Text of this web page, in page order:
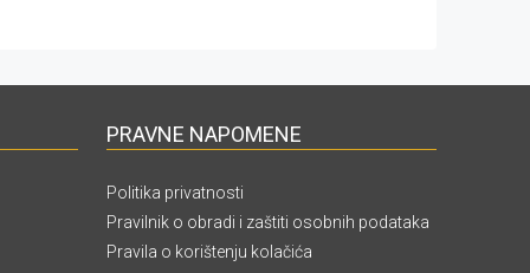
PRAVNE NAPOMENE
Politika privatnosti
Pravilnik o obradi i zaštiti osobnih podataka
Pravila o korištenju kolačića